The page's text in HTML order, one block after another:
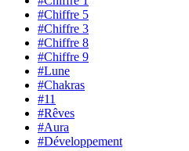
#Chiffre 5
#Chiffre 3
#Chiffre 8
#Chiffre 9
#Lune
#Chakras
#11
#Rêves
#Aura
#Développement